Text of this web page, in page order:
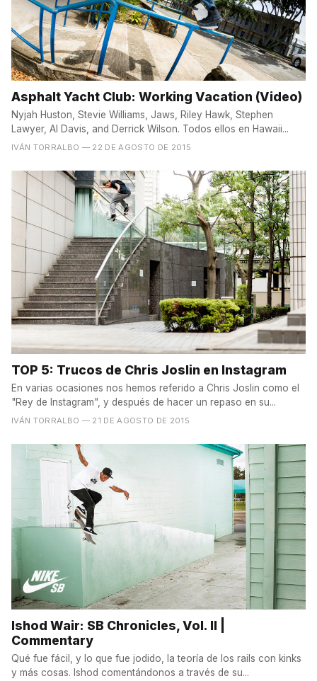
Asphalt Yacht Club: Working Vacation (Video)
Nyjah Huston, Stevie Williams, Jaws, Riley Hawk, Stephen
Lawyer, Al Davis, and Derrick Wilson. Todos ellos en Hawaii...
IVÁN TORRALBO — 22 DE AGOSTO DE 2015
TOP 5: Trucos de Chris Joslin en Instagram
En varias ocasiones nos hemos referido a Chris Joslin como el
"Rey de Instagram", y después de hacer un repaso en su...
IVÁN TORRALBO — 21 DE AGOSTO DE 2015
Ishod Wair: SB Chronicles, Vol. II |
Commentary
Qué fue fácil, y lo que fue jodido, la teoría de los rails con kinks
y más cosas. Ishod comentándonos a través de su...